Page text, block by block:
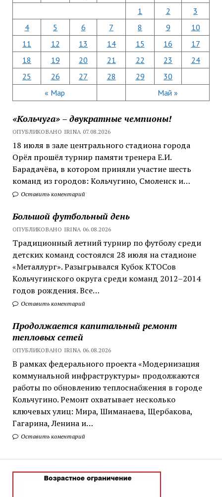
« Мар Май »
1 2
3
4
5 6 7 8 9
10
11
12 13 14 15 16
17
18
19 20 21 22 23
24
25
26 27 28 29 30
«Кольчуга» – двукратные чемпионы!
ОПУБЛИКОВАНО IRINA 07.08.2026
18 июля в зале центрального стадиона города
Орёл прошёл турнир памяти тренера Е.И.
Барадачёва, в котором приняли участие шесть
команд из городов: Кольчугино, Смоленск и…
Оставить коментарий
Большой футбольный день
ОПУБЛИКОВАНО IRINA 06.08.2026
Традиционный летний турнир по футболу среди
детских команд состоялся 28 июля на стадионе
«Металлург». Разыгрывался Кубок КТОСов
Кольчугинского округа среди команд 2012–2014
годов рождения. Все…
Оставить коментарий
Продолжается капитальный ремонт
тепловых сетей
ОПУБЛИКОВАНО IRINA 06.08.2026
В рамках федерального проекта «Модернизация
коммунальной инфраструктуры» продолжаются
работы по обновлению теплоснабжения в городе
Кольчугино. Ремонт охватывает несколько
ключевых улиц: Мира, Шиманаева, Щербакова,
Гагарина, Ленина и…
Оставить коментарий